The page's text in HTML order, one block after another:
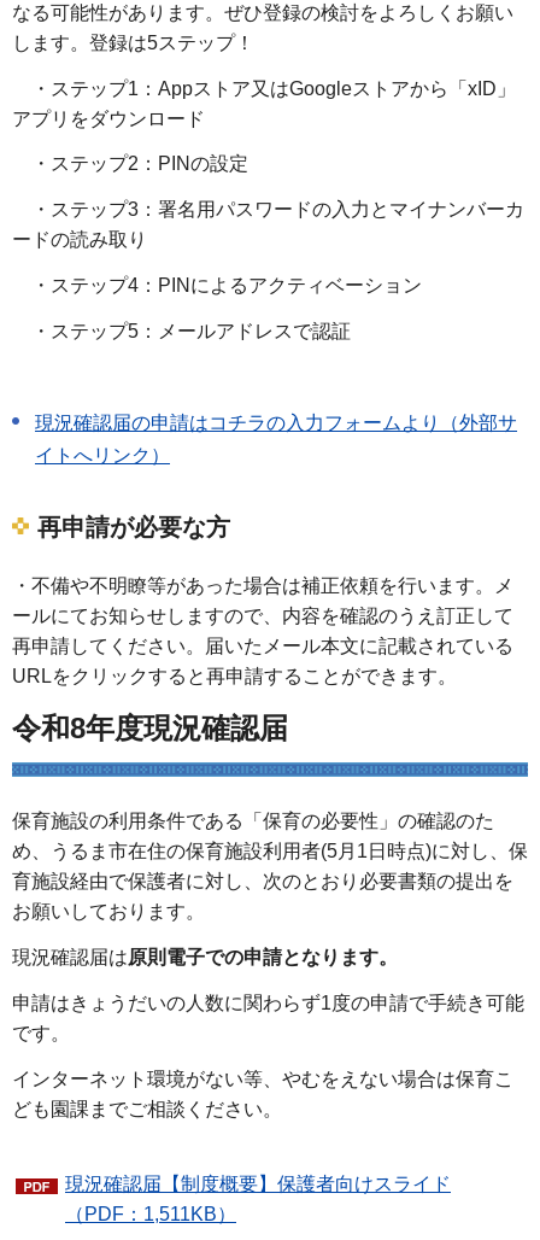
なる可能性があります。ぜひ登録の検討をよろしくお願い
します。登録は5ステップ！
・ステップ1：Appストア又はGoogleストアから「xID」
アプリをダウンロード
・ステップ2：PINの設定
・ステップ3：署名用パスワードの入力とマイナンバーカ
ードの読み取り
・ステップ4：PINによるアクティベーション
・ステップ5：メールアドレスで認証
現況確認届の申請はコチラの入力フォームより（外部サ
イトへリンク）
再申請が必要な方
・不備や不明瞭等があった場合は補正依頼を行います。メ
ールにてお知らせしますので、内容を確認のうえ訂正して
再申請してください。届いたメール本文に記載されている
URLをクリックすると再申請することができます。
令和8年度現況確認届
保育施設の利用条件である「保育の必要性」の確認のた
め、うるま市在住の保育施設利用者(5月1日時点)に対し、保
育施設経由で保護者に対し、次のとおり必要書類の提出を
お願いしております。
現況確認届は原則電子での申請となります。
申請はきょうだいの人数に関わらず1度の申請で手続き可能
です。
インターネット環境がない等、やむをえない場合は保育こ
ども園課までご相談ください。
現況確認届【制度概要】保護者向けスライド
（PDF：1,511KB）